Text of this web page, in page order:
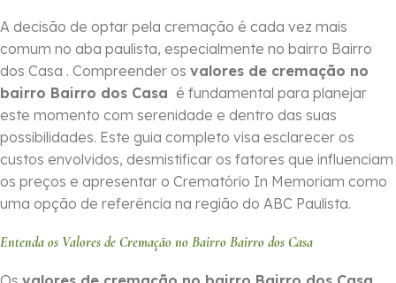
A decisão de optar pela cremação é cada vez mais
comum no aba paulista, especialmente no bairro Bairro
dos Casa . Compreender os valores de cremação no
bairro Bairro dos Casa é fundamental para planejar
este momento com serenidade e dentro das suas
possibilidades. Este guia completo visa esclarecer os
custos envolvidos, desmistificar os fatores que influenciam
os preços e apresentar o Crematório In Memoriam como
uma opção de referência na região do ABC Paulista.
Entenda os Valores de Cremação no Bairro Bairro dos Casa